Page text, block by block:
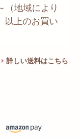
（地域により
以上のお買い
詳しい送料はこちら